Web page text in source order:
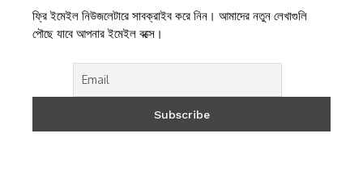
ফ্রি ইমেইল নিউজলেটারে সাবক্রাইব করে নিন। আমাদের নতুন লেখাগুলি
পৌছে যাবে আপনার ইমেইল বক্সে।